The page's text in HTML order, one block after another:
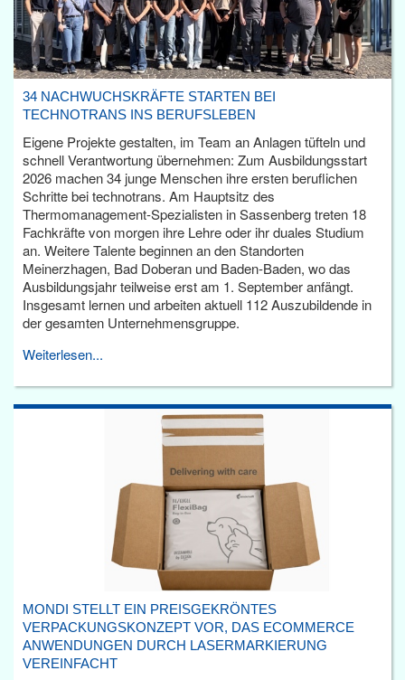
34 NACHWUCHSKRÄFTE STARTEN BEI
TECHNOTRANS INS BERUFSLEBEN
Eigene Projekte gestalten, im Team an Anlagen tüfteln und
schnell Verantwortung übernehmen: Zum Ausbildungsstart
2026 machen 34 junge Menschen ihre ersten beruflichen
Schritte bei technotrans. Am Hauptsitz des
Thermomanagement-Spezialisten in Sassenberg treten 18
Fachkräfte von morgen ihre Lehre oder ihr duales Studium
an. Weitere Talente beginnen an den Standorten
Meinerzhagen, Bad Doberan und Baden-Baden, wo das
Ausbildungsjahr teilweise erst am 1. September anfängt.
Insgesamt lernen und arbeiten aktuell 112 Auszubildende in
der gesamten Unternehmensgruppe.
Weiterlesen...
MONDI STELLT EIN PREISGEKRÖNTES
VERPACKUNGSKONZEPT VOR, DAS ECOMMERCE
ANWENDUNGEN DURCH LASERMARKIERUNG
VEREINFACHT